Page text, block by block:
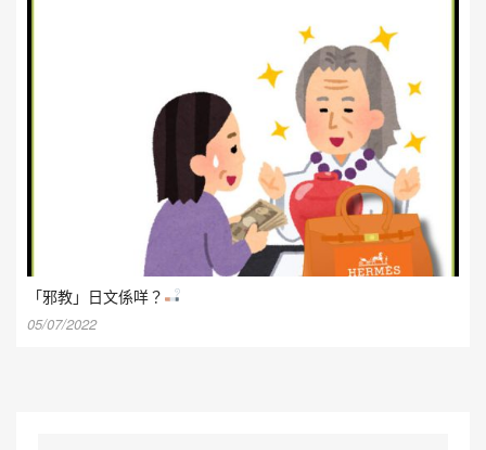
「邪教」日文係咩？
05/07/2022